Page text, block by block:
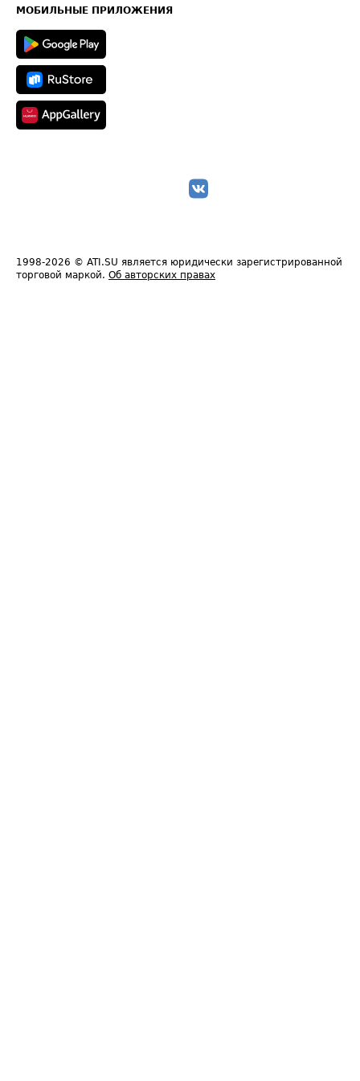
Техническая информация
МОБИЛЬНЫЕ ПРИЛОЖЕНИЯ
1998-2026 © ATI.SU является юридически зарегистрированной
торговой маркой. Об авторских правах